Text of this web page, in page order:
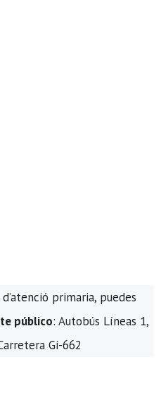
primaria, puedes
público: Autobús Líneas 1,
Gi-662